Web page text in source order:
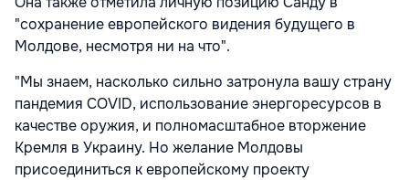
"сохранение европейского видения будущего в
Молдове, несмотря ни на что".
"Мы знаем, насколько сильно затронула вашу страну
пандемия COVID, использование энергоресурсов в
качестве оружия, и полномасштабное вторжение
Кремля в Украину. Но желание Молдовы
присоединиться к европейскому проекту